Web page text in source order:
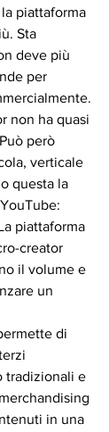
piattaforma
Sta
deve più
per
non ha quasi
però
verticale
questa la
piattaforma
creator
il volume e
un
di
tradizionali e
in una